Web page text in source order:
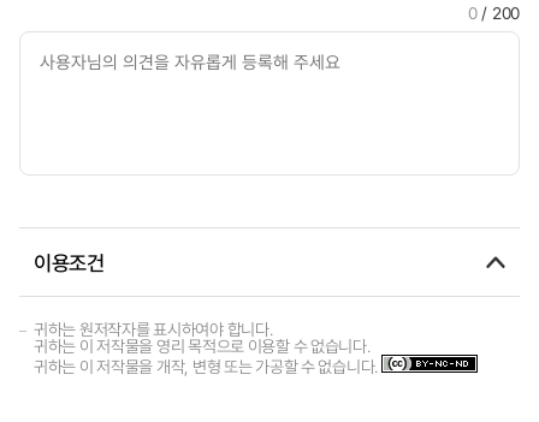
0/ 200
이용조건
귀하는 원저작자를 표시하여야 합니다.
귀하는 이 저작물을 영리 목적으로 이용할 수 없습니다.
귀하는 이 저작물을 개작, 변형 또는 가공할 수 없습니다.